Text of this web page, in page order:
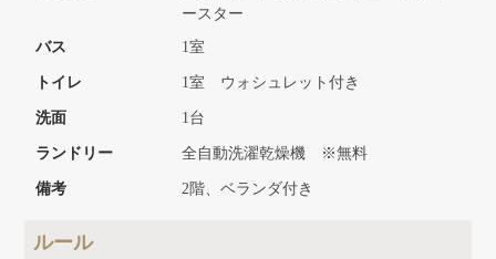
ースター
バス
1室
トイレ 1室 ウォシュレット付き
洗面 1台
ランドリー 全自動洗濯乾燥機 ※無料
備考 2階、ベランダ付き
ルール